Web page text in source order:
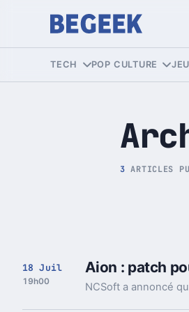
Tech et
TECH POP CULTURE
3 ARTICLES
18 Juil
19h00
Aion : patch